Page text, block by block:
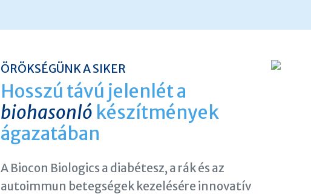
ÖRÖKSÉGÜNK A SIKER
Hosszú távú jelenlét a
biohasonló készítmények
ágazatában
A Biocon Biologics a diabétesz, a rák és az
autoimmun betegségek kezelésére innovatív